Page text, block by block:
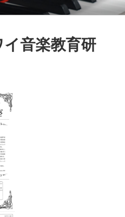
ら奏法を学び、美しい音と自然で優れた
イ音楽教育研